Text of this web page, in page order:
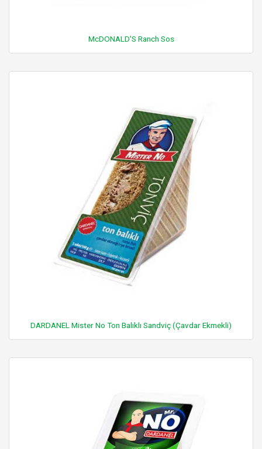
McDONALD'S Ranch Sos
DARDANEL Mister No Ton Balıklı Sandviç (Çavdar Ekmekli)